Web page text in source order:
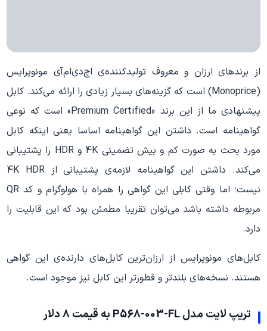
از برند‌های ارزان و معروف تولید‌کننده‌ی اچ‌دی‌ام‌آی مونوپرایس
(Monoprice) است که گزینه‌های بسیار زیادی را ارائه می‌کند. کابل
پیشنهادی ما از این برند «Premium Certified» است که نوعی
گواهینامه است. داشتن این گواهینامه اساسا یعنی اینکه کابل
مورد بحث به صورت کم و بیش تضمینی 4K و HDR را پشتیبانی
می‌کند. داشتن این گواهینامه لازمه‌ی پشتیبانی از 4K HDR
نیست؛ اما وقتی کابلی این گواهی را همراه با هولوگرام و کد QR
مربوطه داشته باشد می‌توان تقریبا مطمئن بود که این قابلیت را
دارد.
کابل‌های مونوپرایس از ارزان‌ترین کابل‌های دارنده‌ی این گواهی
هستند. نسخه‌های بلندتر و قطورتر این کابل نیز موجود است.
تریپ لایت مدل P568-003-FL به قیمت ۸ دلار